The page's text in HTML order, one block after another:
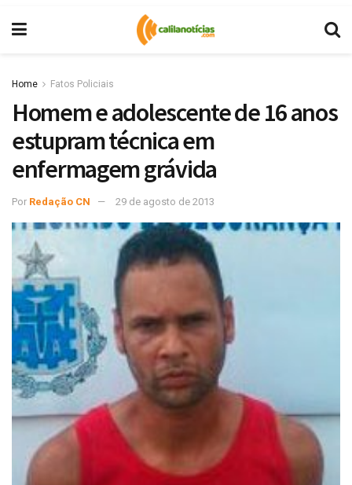
Home Fatos Policiais
Homem e adolescente de 16 anos
estupram técnica em
enfermagem grávida
Por Redação CN 29 de agosto de 2013